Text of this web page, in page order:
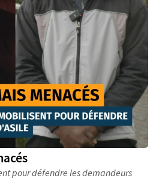
pour défendre les demandeurs